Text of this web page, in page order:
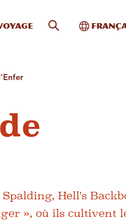
Recherche sur
Hell's
», où ils cultivent